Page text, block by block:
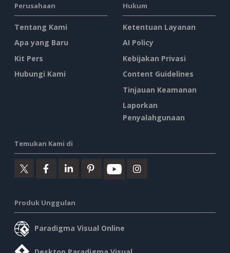
Perusahaan
Tentang Kami
Apa yang Baru
Kit Pers
Hubungi Kami
Hukum
Ketentuan Layanan
AI Policy
Kebijakan Privasi
Content Guidelines
Tinjauan Keamanan
Laporkan
Penyalahgunaan
Temukan Kami di
Produk Unggulan
Paradigma Visual Online